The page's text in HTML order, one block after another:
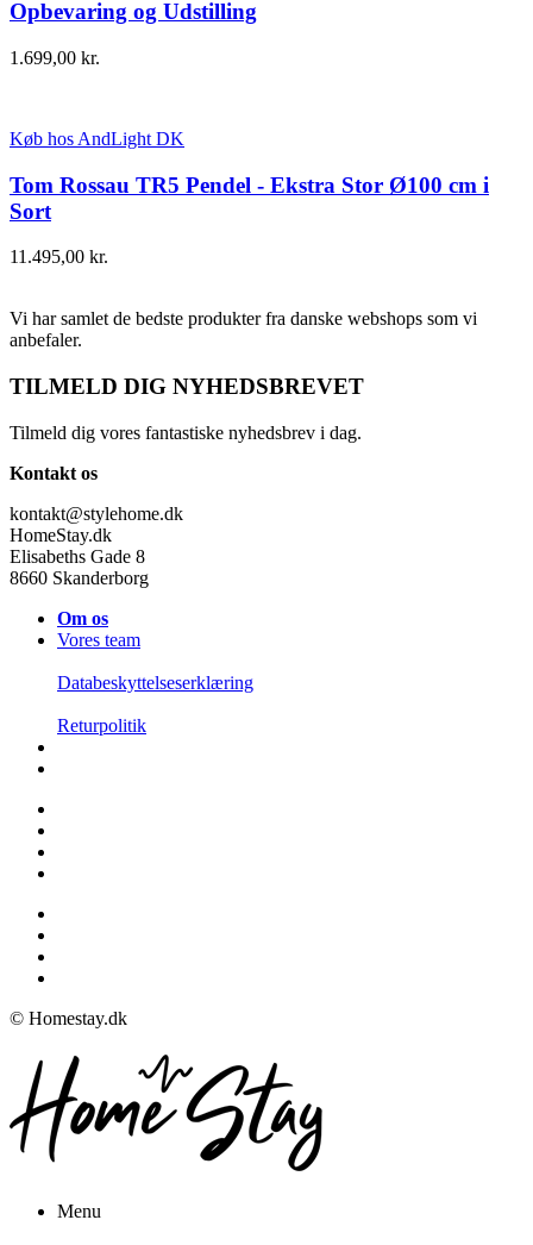
Opbevaring og Udstilling
1.699,00 kr.
Køb hos AndLight DK
Tom Rossau TR5 Pendel - Ekstra Stor Ø100 cm i
Sort
11.495,00 kr.
Vi har samlet de bedste produkter fra danske webshops som vi
anbefaler.
TILMELD DIG NYHEDSBREVET
Tilmeld dig vores fantastiske nyhedsbrev i dag.
Kontakt os
kontakt@stylehome.dk
HomeStay.dk
Elisabeths Gade 8
8660 Skanderborg
Om os
Vores team
Databeskyttelseserklæring
Returpolitik
© Homestay.dk
Menu